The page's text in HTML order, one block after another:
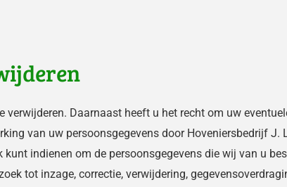
Daarnaast heeft u het recht om uw
van uw persoonsgegevens door Hoveniersbedrijf
indienen om de persoonsgegevens die wij van u
tot inzage, correctie, verwijdering,